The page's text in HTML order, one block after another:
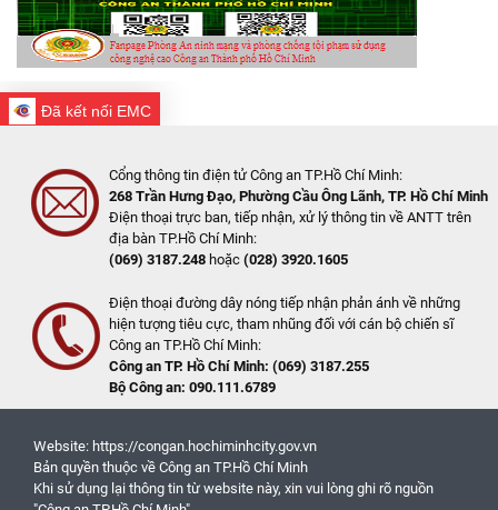
Đã kết nối EMC
Cổng thông tin điện tử Công an TP.Hồ Chí Minh:
268 Trần Hưng Đạo, Phường Cầu Ông Lãnh, TP. Hồ Chí Minh
Điện thoại trực ban, tiếp nhận, xử lý thông tin về ANTT trên
địa bàn TP.Hồ Chí Minh:
(069) 3187.248 hoặc (028) 3920.1605
Điện thoại đường dây nóng tiếp nhận phản ánh về những
hiện tượng tiêu cực, tham nhũng đối với cán bộ chiến sĩ
Công an TP.Hồ Chí Minh:
Công an TP. Hồ Chí Minh: (069) 3187.255
Bộ Công an: 090.111.6789
Website: https://congan.hochiminhcity.gov.vn
Bản quyền thuộc về Công an TP.Hồ Chí Minh
Khi sử dụng lại thông tin từ website này, xin vui lòng ghi rõ nguồn